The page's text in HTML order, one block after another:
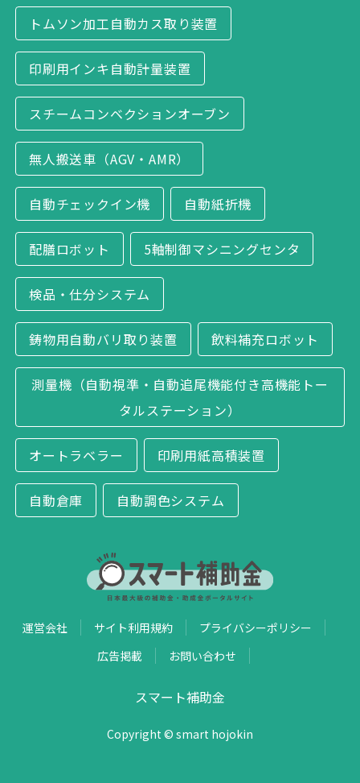
トムソン加工自動カス取り装置
印刷用インキ自動計量装置
スチームコンベクションオーブン
無人搬送車（AGV・AMR）
自動チェックイン機 自動紙折機
配膳ロボット 5軸制御マシニングセンタ
検品・仕分システム
鋳物用自動バリ取り装置 飲料補充ロボット
測量機（自動視準・自動追尾機能付き高機能トー
タルステーション）
オートラベラー 印刷用紙高積装置
自動倉庫 自動調色システム
運営会社 サイト利用規約
プライバシーポリシー
広告掲載
お問い合わせ
スマート補助金
Copyright © smart hojokin